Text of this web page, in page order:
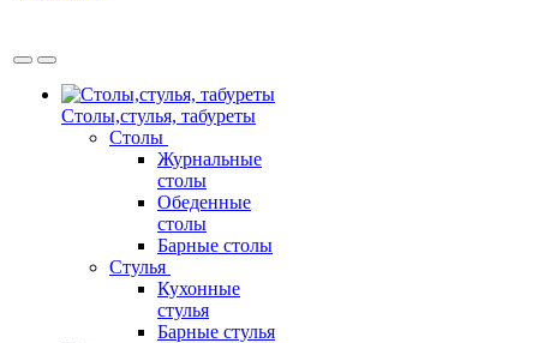
Столы,стулья, табуреты
Столы
Журнальные
столы
Обеденные
столы
Барные столы
Стулья
Кухонные
стулья
Барные стулья